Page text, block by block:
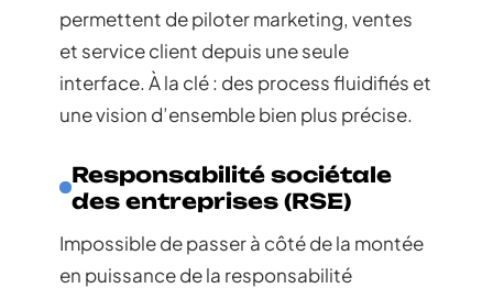
permettent de piloter marketing, ventes
et service client depuis une seule
interface. À la clé : des process fluidifiés et
une vision d’ensemble bien plus précise.
Responsabilité sociétale
des entreprises (RSE)
Impossible de passer à côté de la montée
en puissance de la responsabilité